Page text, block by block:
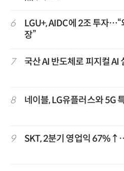
6
LGU+, AIDC에 2조 투자…“
장”
7 국산 AI 반도체로 피지컬
8 네이블, LG유플러스와 5G
9 SKT, 2분기 영업익